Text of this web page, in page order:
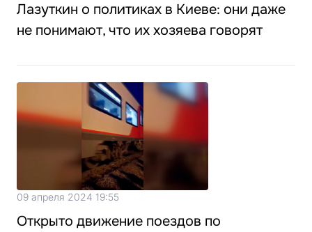
Лазуткин о политиках в Киеве: они даже
не понимают, что их хозяева говорят
09 апреля 2024 19:55
Открыто движение поездов по